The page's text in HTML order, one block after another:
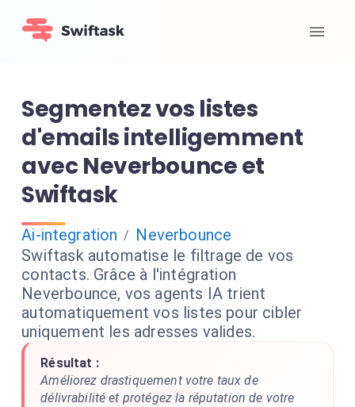
Segmentez vos listes
d'emails intelligemment
avec Neverbounce et
Swiftask
Ai-integration / Neverbounce
Swiftask automatise le filtrage de vos
contacts. Grâce à l'intégration
Neverbounce, vos agents IA trient
automatiquement vos listes pour cibler
uniquement les adresses valides.
Résultat :
Améliorez drastiquement votre taux de
délivrabilité et protégez la réputation de votre